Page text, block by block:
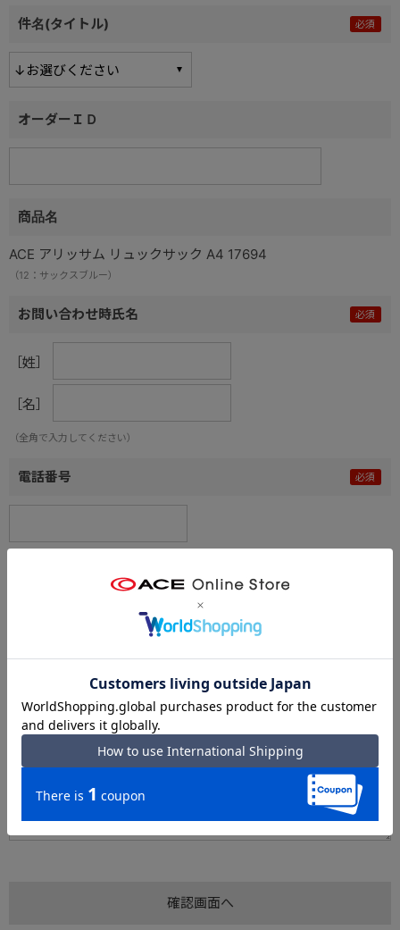
件名(タイトル)
オーダーＩＤ
商品名
ACE アリッサム リュックサック A4 17694
（12：サックスブルー）
お問い合わせ時氏名
［姓］
［名］
（全角で入力してください）
電話番号